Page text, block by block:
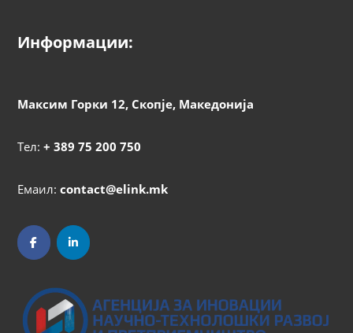
Информации:
Максим Горки 12, Скопје, Македонија
Тел: + 389 75 200 750
Емаил: contact@elink.mk